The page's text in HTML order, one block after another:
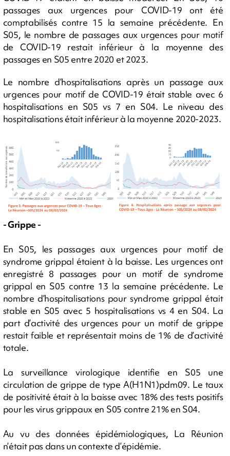
passages aux urgences pour COVID-19 ont été
comptabilisés contre 15 la semaine précédente. En
S05, le nombre de passages aux urgences pour motif
de COVID-19 restait inférieur à la moyenne des
passages en S05 entre 2020 et 2023.
Le nombre d’hospitalisations après un passage aux
urgences pour motif de COVID-19 était stable avec 6
hospitalisations en S05 vs 7 en S04. Le niveau des
hospitalisations était inférieur à la moyenne 2020-2023.
- Grippe -
En S05, les passages aux urgences pour motif de
syndrome grippal étaient à la baisse. Les urgences ont
enregistré 8 passages pour un motif de syndrome
grippal en S05 contre 13 la semaine précédente. Le
nombre d’hospitalisations pour syndrome grippal était
stable en S05 avec 5 hospitalisations vs 4 en S04. La
part d’activité des urgences pour un motif de grippe
restait faible et représentait moins de 1% de d’activité
totale.
La surveillance virologique identifie en S05 une
circulation de grippe de type A(H1N1)pdm09. Le taux
de positivité était à la baisse avec 18% des tests positifs
pour les virus grippaux en S05 contre 21% en S04.
Au vu des données épidémiologiques, La Réunion
n’était pas dans un contexte d’épidémie.